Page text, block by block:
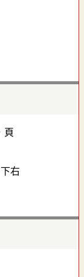
右